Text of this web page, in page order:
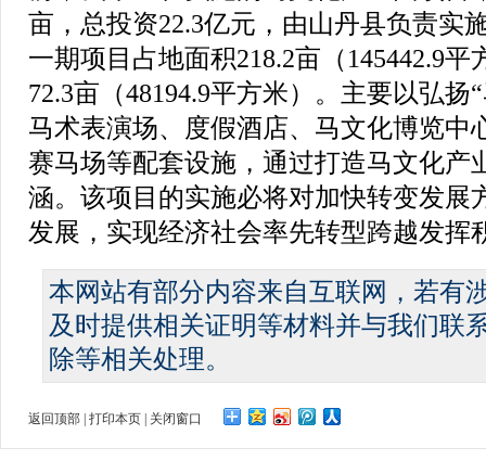
亩，总投资22.3亿元，由山丹县负责实
一期项目占地面积218.2亩（145442.9
72.3亩（48194.9平方米）。主要以弘扬
马术表演场、度假酒店、马文化博览中
赛马场等配套设施，通过打造马文化产
涵。该项目的实施必将对加快转变发展
发展，实现经济社会率先转型跨越发挥
本网站有部分内容来自互联网，若有
及时提供相关证明等材料并与我们联
除等相关处理。
返回顶部 打印本页 关闭窗口